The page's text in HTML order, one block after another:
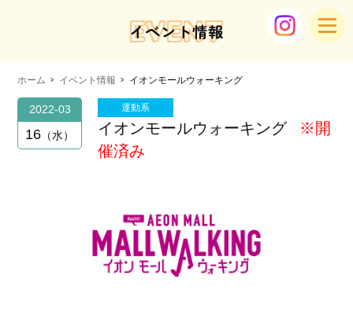
EVENT
イベント情報
ホーム イベント情報 イオンモールウォーキング
2022-03
16 水
運動系
イオンモールウォーキング
※開
催済み